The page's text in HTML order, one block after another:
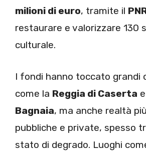
milioni di euro, tramite il
restaurare e valorizzare 130
culturale.
I fondi hanno toccato grandi
come la Reggia di Caserta e
Bagnaia, ma anche realtà
pubbliche e private, spesso
stato di degrado. Luoghi